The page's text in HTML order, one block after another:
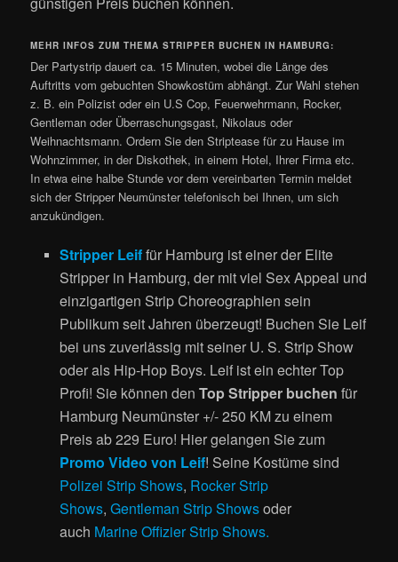
MEHR INFOS ZUM THEMA STRIPPER BUCHEN IN HAMBURG:
Der Partystrip dauert ca. 15 Minuten, wobei die Länge des
Auftritts vom gebuchten Showkostüm abhängt. Zur Wahl stehen
z. B. ein Polizist oder ein U.S Cop, Feuerwehrmann, Rocker,
Gentleman oder Überraschungsgast, Nikolaus oder
Weihnachtsmann. Ordern Sie den Striptease für zu Hause im
Wohnzimmer, in der Diskothek, in einem Hotel, Ihrer Firma etc.
In etwa eine halbe Stunde vor dem vereinbarten Termin meldet
sich der Stripper Neumünster telefonisch bei Ihnen, um sich
anzukündigen.
Stripper Leiffür Hamburg ist einer der Elite
Stripper in Hamburg, der mit viel Sex Appeal und
einzigartigen Strip Choreographien sein
Publikum seit Jahren überzeugt! Buchen Sie Leif
bei uns zuverlässig mit seiner U. S. Strip Show
oder als Hip-Hop Boys. Leif ist ein echter Top
Profi! Sie können den Top Stripper buchen für
Hamburg Neumünster +/- 250 KM zu einem
Preis ab 229 Euro! Hier gelangen Sie zum
Promo Video von Leif! Seine Kostüme sind
Polizei Strip Shows, Rocker Strip
Shows, Gentleman Strip Showsoder
auch Marine Offizier Strip Shows.